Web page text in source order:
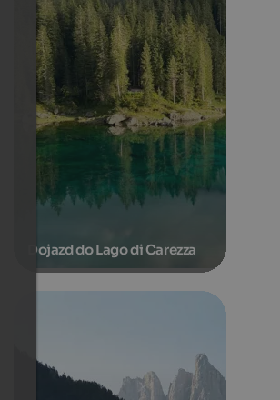
Dojazd do Lago di Carezza